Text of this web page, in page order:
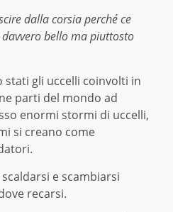
dalla corsia perché ce
davvero bello ma piuttosto
stati gli uccelli coinvolti in
parti del mondo ad
enormi stormi di uccelli,
si creano come
e scambiarsi
recarsi.